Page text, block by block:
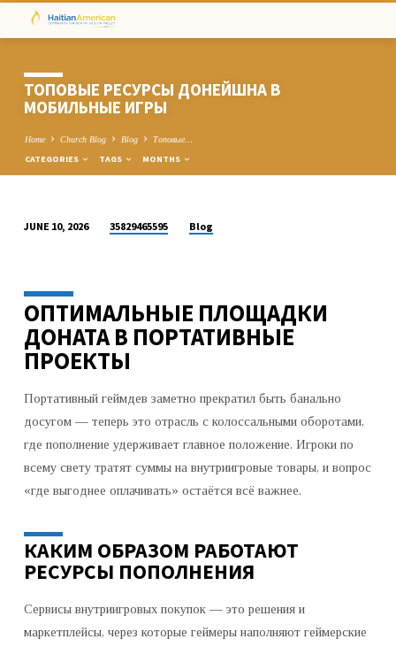
ТОПОВЫЕ РЕСУРСЫ ДОНЕЙШНА В
МОБИЛЬНЫЕ ИГРЫ
Home Church Blog Blog Топовые…
CATEGORIES TAGS MONTHS
ДОНЕЙШНА
В
МОБИЛЬНЫЕ
ИГРЫ
JUNE 10, 2026 35829465595 Blog
ОПТИМАЛЬНЫЕ ПЛОЩАДКИ
ДОНАТА В ПОРТАТИВНЫЕ
ПРОЕКТЫ
Портативный геймдев заметно прекратил быть банально
досугом — теперь это отрасль с колоссальными оборотами,
где пополнение удерживает главное положение. Игроки по
всему свету тратят суммы на внутриигровые товары, и вопрос
«где выгоднее оплачивать» остаётся всё важнее.
КАКИМ ОБРАЗОМ РАБОТАЮТ
РЕСУРСЫ ПОПОЛНЕНИЯ
Сервисы внутриигровых покупок — это решения и
маркетплейсы, через которые геймеры наполняют геймерские